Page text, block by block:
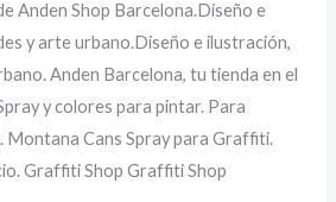
Anden Shop Barcelona.Diseño e
y arte urbano.Diseño e ilustración,
Anden Barcelona, tu tienda en el
y colores para pintar. Para
Cans Spray para Graffiti.
Graffiti Shop Graffiti Shop